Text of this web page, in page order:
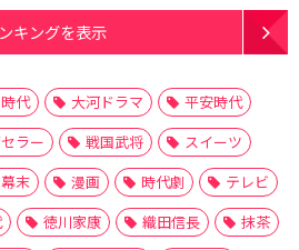
キングを表示
代 大河ドラマ
平安時代
ラー 戦国武将
スイーツ
幕末 漫画 時代劇
テレビ
徳川家康 織田信長
抹茶